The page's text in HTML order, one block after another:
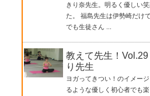
きり奈先生。明るく優しい
た。 福島先生は伊勢崎だけ
でも生徒さん ...
教えて先生！
り先生
ヨガってきつい！のイメー
るような優しく初心者でも